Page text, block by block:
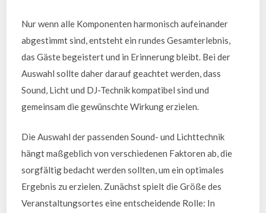
Nur wenn alle Komponenten harmonisch aufeinander
abgestimmt sind, entsteht ein rundes Gesamterlebnis,
das Gäste begeistert und in Erinnerung bleibt. Bei der
Auswahl sollte daher darauf geachtet werden, dass
Sound, Licht und DJ-Technik kompatibel sind und
gemeinsam die gewünschte Wirkung erzielen.
Die Auswahl der passenden Sound- und Lichttechnik
hängt maßgeblich von verschiedenen Faktoren ab, die
sorgfältig bedacht werden sollten, um ein optimales
Ergebnis zu erzielen. Zunächst spielt die Größe des
Veranstaltungsortes eine entscheidende Rolle: In